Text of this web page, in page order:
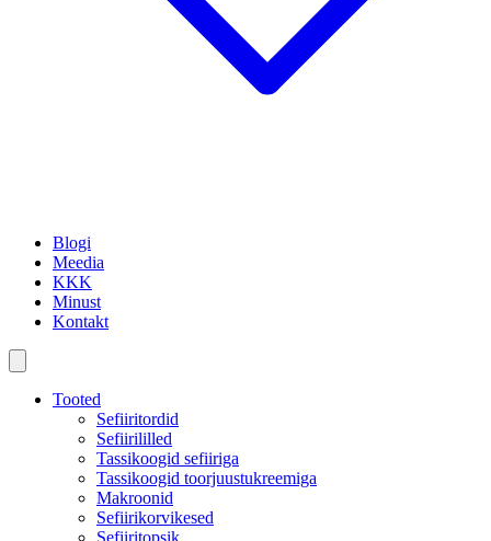
Blogi
Meedia
KKK
Minust
Kontakt
Tooted
Sefiiritordid
Sefiirililled
Tassikoogid sefiiriga
Tassikoogid toorjuustukreemiga
Makroonid
Sefiirikorvikesed